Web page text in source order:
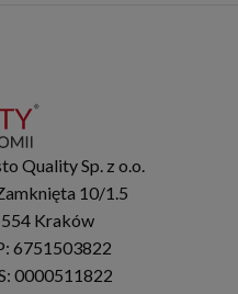
Quality Sp. z o.o.
10/1.5
Kraków
6751503822
0000511822